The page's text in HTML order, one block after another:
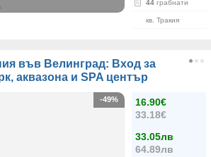
44 грабнати
кв. Тракия
във Велинград: Вход за
аквазона и SPA център
16.90€
33.18€
33.05лв
64.89лв
-49%